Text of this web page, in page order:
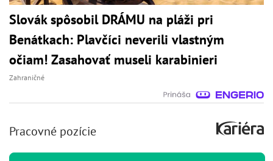
Slovák spôsobil DRÁMU na pláži pri
Benátkach: Plavčíci neverili vlastným
očiam! Zasahovať museli karabinieri
Zahraničné
Pracovné pozície